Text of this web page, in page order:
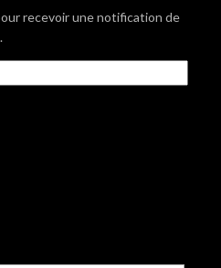
recevoir une notification de